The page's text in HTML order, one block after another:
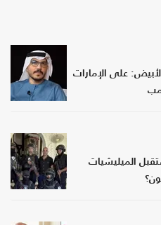
الأبيض: على الإمارات
الميليشيات